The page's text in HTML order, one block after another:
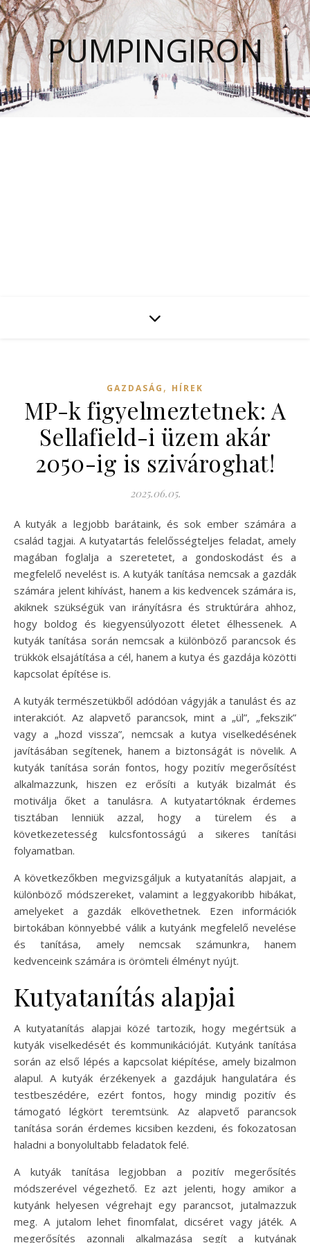
PUMPINGIRON
GAZDASÁG , HÍREK
MP-k figyelmeztetnek: A
Sellafield-i üzem akár
2050-ig is szivároghat!
2025.06.05.
A kutyák a legjobb barátaink, és sok ember számára a
család tagjai. A kutyatartás felelősségteljes feladat, amely
magában foglalja a szeretetet, a gondoskodást és a
megfelelő nevelést is. A kutyák tanítása nemcsak a gazdák
számára jelent kihívást, hanem a kis kedvencek számára is,
akiknek szükségük van irányításra és struktúrára ahhoz,
hogy boldog és kiegyensúlyozott életet élhessenek. A
kutyák tanítása során nemcsak a különböző parancsok és
trükkök elsajátítása a cél, hanem a kutya és gazdája közötti
kapcsolat építése is.
A kutyák természetükből adódóan vágyják a tanulást és az
interakciót. Az alapvető parancsok, mint a „ül”, „fekszik”
vagy a „hozd vissza”, nemcsak a kutya viselkedésének
javításában segítenek, hanem a biztonságát is növelik. A
kutyák tanítása során fontos, hogy pozitív megerősítést
alkalmazzunk, hiszen ez erősíti a kutyák bizalmát és
motiválja őket a tanulásra. A kutyatartóknak érdemes
tisztában lenniük azzal, hogy a türelem és a
következetesség kulcsfontosságú a sikeres tanítási
folyamatban.
A következőkben megvizsgáljuk a kutyatanítás alapjait, a
különböző módszereket, valamint a leggyakoribb hibákat,
amelyeket a gazdák elkövethetnek. Ezen információk
birtokában könnyebbé válik a kutyánk megfelelő nevelése
és tanítása, amely nemcsak számunkra, hanem
kedvenceink számára is örömteli élményt nyújt.
Kutyatanítás alapjai
A kutyatanítás alapjai közé tartozik, hogy megértsük a
kutyák viselkedését és kommunikációját. Kutyánk tanítása
során az első lépés a kapcsolat kiépítése, amely bizalmon
alapul. A kutyák érzékenyek a gazdájuk hangulatára és
testbeszédére, ezért fontos, hogy mindig pozitív és
támogató légkört teremtsünk. Az alapvető parancsok
tanítása során érdemes kicsiben kezdeni, és fokozatosan
haladni a bonyolultabb feladatok felé.
A kutyák tanítása legjobban a pozitív megerősítés
módszerével végezhető. Ez azt jelenti, hogy amikor a
kutyánk helyesen végrehajt egy parancsot, jutalmazzuk
meg. A jutalom lehet finomfalat, dicséret vagy játék. A
megerősítés azonnali alkalmazása segít a kutyának